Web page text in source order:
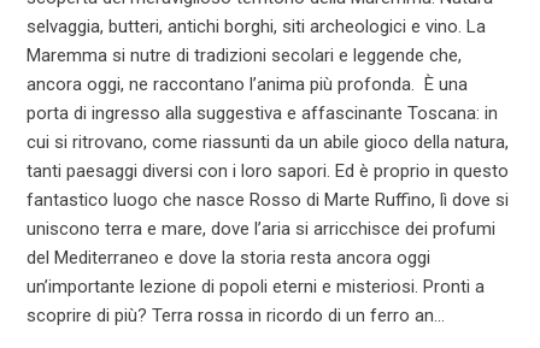
selvaggia, butteri, antichi borghi, siti archeologici e vino. La
Maremma si nutre di tradizioni secolari e leggende che,
ancora oggi, ne raccontano l’anima più profonda. È una
porta di ingresso alla suggestiva e affascinante Toscana: in
cui si ritrovano, come riassunti da un abile gioco della natura,
tanti paesaggi diversi con i loro sapori. Ed è proprio in questo
fantastico luogo che nasce Rosso di Marte Ruffino, lì dove si
uniscono terra e mare, dove l’aria si arricchisce dei profumi
del Mediterraneo e dove la storia resta ancora oggi
un’importante lezione di popoli eterni e misteriosi. Pronti a
scoprire di più? Terra rossa in ricordo di un ferro an...